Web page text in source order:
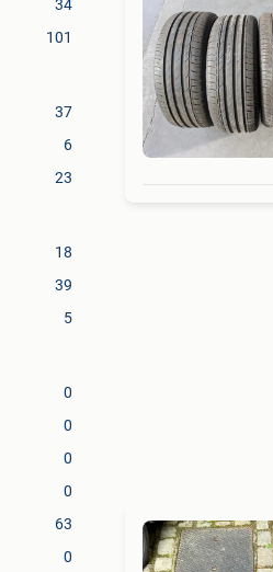
34
101
37
6
23
18
39
5
0
0
0
0
63
0